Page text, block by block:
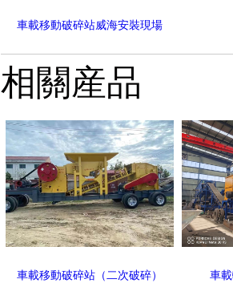
車載移動破碎站威海安裝現場
相關産品
車載移動破碎站（二次破碎） 車